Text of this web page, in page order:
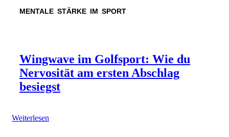
MENTALE STÄRKE IM SPORT
Wingwave im Golfsport: Wie du
Nervosität am ersten Abschlag
besiegst
Weiterlesen